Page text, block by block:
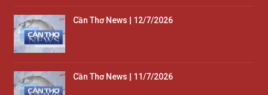
Cần Thơ News | 12/7/2026
Cần Thơ News | 11/7/2026